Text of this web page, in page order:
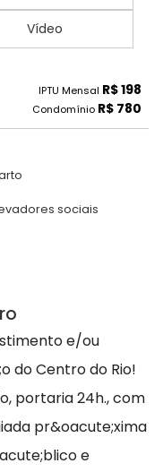
Vídeo
IPTU Mensal R$ 198
Condomínio R$ 780
sociais
e/ou
do Centro do Rio!
portaria 24h., com
pr&oacute;xima
e